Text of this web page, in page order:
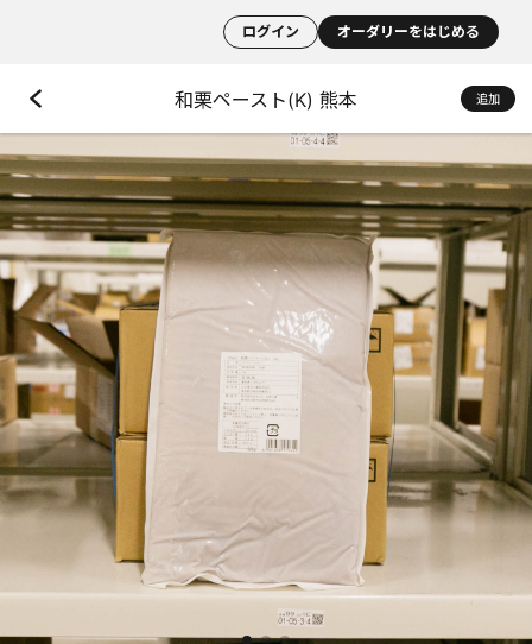
ログイン オーダリーをはじめる
和栗ペースト(K) 熊本 追加